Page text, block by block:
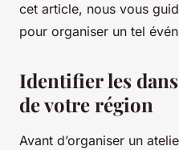
cet article, nous vous
pour organiser un tel
Identifier les
de votre région
Avant d’organiser un